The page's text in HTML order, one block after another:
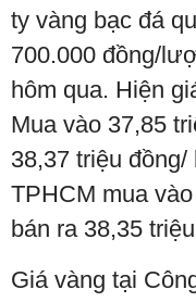
ty vàng bạc đá
700.000 đồng/
hôm qua. Hiện
Mua vào 37,85
38,37 triệu
TPHCM mua
bán ra 38,35
Giá vàng tại